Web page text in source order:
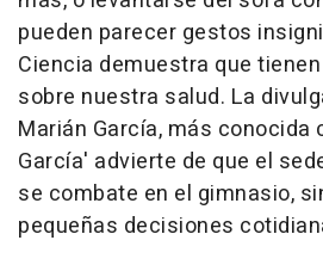
pueden parecer gestos
Ciencia demuestra que
sobre nuestra salud. La
Marián García, más conocida
García' advierte de que el
se combate en el gimnasio,
pequeñas decisiones